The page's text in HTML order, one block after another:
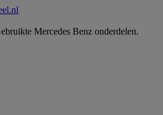
Mercedes Benz onderdelen.